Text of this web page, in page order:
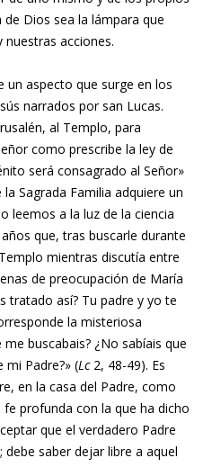
Dios sea la lámpara que
acciones.
un aspecto que surge en los
narrados por san Lucas.
al Templo, para
como prescribe la ley de
será consagrado al Señor»
Sagrada Familia adquiere un
leemos a la luz de la ciencia
que, tras buscarle durante
mientras discutía entre
de preocupación de María
tratado así? Tu padre y yo te
la misteriosa
buscabais? ¿No sabíais que
mi Padre?» (Lc2, 48-49). Es
en la casa del Padre, como
profunda con la que ha dicho
que el verdadero Padre
debe saber dejar libre a aquel